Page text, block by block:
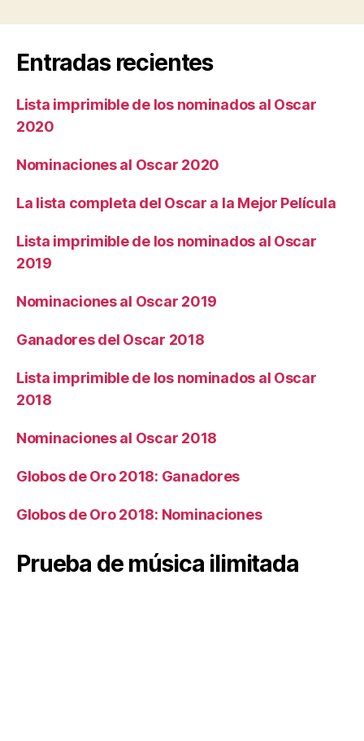
Entradas recientes
Lista imprimible de los nominados al Oscar
2020
Nominaciones al Oscar 2020
La lista completa del Oscar a la Mejor Película
Lista imprimible de los nominados al Oscar
2019
Nominaciones al Oscar 2019
Ganadores del Oscar 2018
Lista imprimible de los nominados al Oscar
2018
Nominaciones al Oscar 2018
Globos de Oro 2018: Ganadores
Globos de Oro 2018: Nominaciones
Prueba de música ilimitada